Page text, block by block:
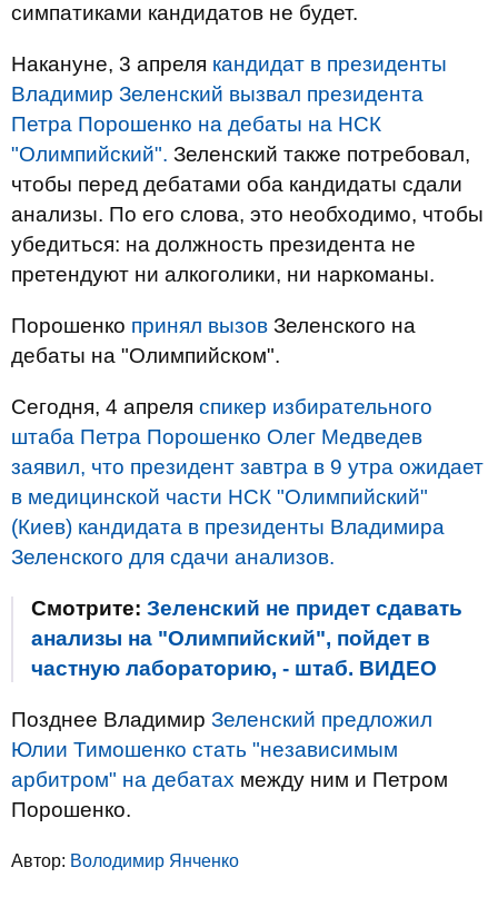
симпатиками кандидатов не будет.
Накануне, 3 апреля кандидат в президенты
Владимир Зеленский вызвал президента
Петра Порошенко на дебаты на НСК
"Олимпийский". Зеленский также потребовал,
чтобы перед дебатами оба кандидаты сдали
анализы. По его слова, это необходимо, чтобы
убедиться: на должность президента не
претендуют ни алкоголики, ни наркоманы.
Порошенко принял вызов Зеленского на
дебаты на "Олимпийском".
Сегодня, 4 апреля спикер избирательного
штаба Петра Порошенко Олег Медведев
заявил, что президент завтра в 9 утра ожидает
в медицинской части НСК "Олимпийский"
(Киев) кандидата в президенты Владимира
Зеленского для сдачи анализов.
Смотрите: Зеленский не придет сдавать
анализы на "Олимпийский", пойдет в
частную лабораторию, - штаб. ВИДЕО
Позднее Владимир Зеленский предложил
Юлии Тимошенко стать "независимым
арбитром" на дебатах между ним и Петром
Порошенко.
Автор: Володимир Янченко